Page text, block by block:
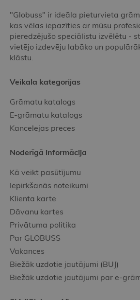
"Globuss" ir ideāla pieturvieta
kas vēlas iepazīties ar mūsu
pieredzējušo speciālistu izvēlētu -
vietējo izdevēju labāko un
klāstu.
Veikala kategorijas
Grāmatu katalogs
E-grāmatu katalogs
Kancelejas preces
Noderīgā informācija
Kā veikt pasūtījumu
Iepirkšanās noteikumi
Klienta karte
Dāvanu kartes
Privātuma politika
Par GLOBUSS
Vakances
Biežāk uzdotie jautājumi (BUJ)
Biežāk uzdotie jautājumi par e-